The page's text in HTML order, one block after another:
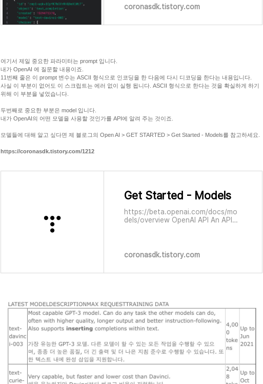
also return the probabilities of
alternative tokens at each
coronasdk.tistory.com
여기서 제일 중요한 파라미터는 prompt 입니다.
내가 OpenAI 에 질문할 내용이죠.
11번째 줄은 이 prompt 변수는 ASCII 형식으로 인코딩을 한 다음에 다시 디코딩을 한다는 내용입니다.
사실 이 부분이 없어도 이 스크립트는 에러 없이 실행 됩니다. ASCII 형식으로 한다는 것을 확실하게 하기
위해 이 부분을 넣었습니다.
두번째로 중요한 부분은 model 입니다.
내가 OpenAI의 어떤 모델을 사용할 것인가를 API에 알려 주는 것이죠.
모델들에 대해 알고 싶다면 제 블로그의 Open AI > GET STARTED > Get Started - Models를 참고하세요.
https://coronasdk.tistory.com/1212
Get Started - Models
https://beta.openai.com/docs/mo
dels/overview OpenAI API An API
Overview The OpenAI API is
powered by a family of models
coronasdk.tistory.com